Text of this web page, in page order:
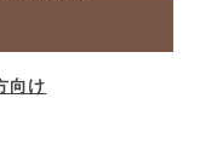
向け